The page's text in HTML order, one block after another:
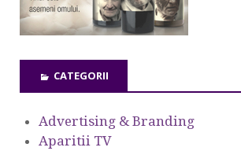
CATEGORII
Advertising & Branding
Aparitii TV